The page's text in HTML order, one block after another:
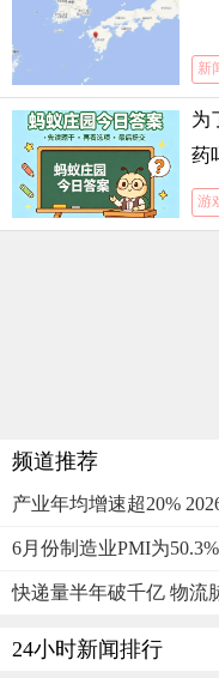
新
为
药
游
频道推荐
产业年均增速超20%
6月份制造业PMI为
快递量半年破千亿 物流
24小时新闻排行